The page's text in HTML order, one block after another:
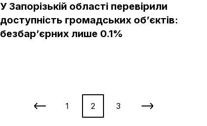
У Запорізькій області перевірили
доступність громадських обʼєктів:
безбарʼєрних лише 0.1%
1 2 3